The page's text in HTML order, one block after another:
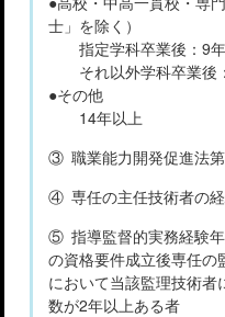
士」を除く）
指定学科卒業後：9年
それ以外学科卒業後
●その他
14年以上
③ 職業能力開発促進法
④ 専任の主任技術者の
⑤ 指導監督的実務経験
の資格要件成立後専任の
において当該監理技術
数が2年以上ある者